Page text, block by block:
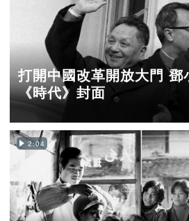
打開中國改革開放大門 鄧
《時代》封面
2:04